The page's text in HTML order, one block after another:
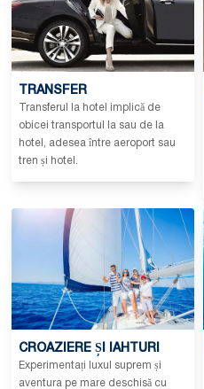
TRANSFER
Transferul la hotel implică de
obicei transportul la sau de la
hotel, adesea între aeroport sau
tren și hotel.
CROAZIERE ȘI IAHTURI
Experimentați luxul suprem și
aventura pe mare deschisă cu